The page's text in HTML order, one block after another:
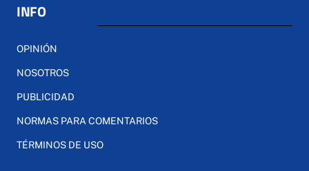
INFO
OPINIÓN
NOSOTROS
PUBLICIDAD
NORMAS PARA COMENTARIOS
TÉRMINOS DE USO